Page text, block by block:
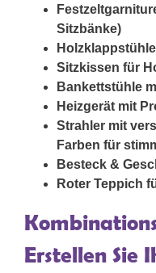
Sitzbänke)
Sitzkissen für
Bankettstühle
Heizgerät mit
Strahler mit
Farben für
Besteck &
Roter Teppich
Erstellen Sie